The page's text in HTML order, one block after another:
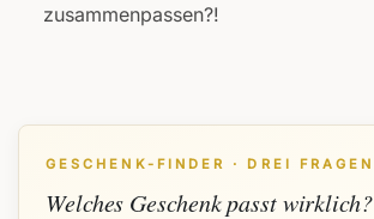
zusammenpassen?!
GESCHENK-FINDER · DREI FRAGEN
Welches Geschenk passt wirklich?